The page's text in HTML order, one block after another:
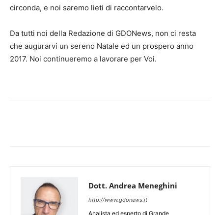
circonda, e noi saremo lieti di raccontarvelo.
Da tutti noi della Redazione di GDONews, non ci resta
che augurarvi un sereno Natale ed un prospero anno
2017. Noi continueremo a lavorare per Voi.
Dott. Andrea Meneghini
http://www.gdonews.it
Analista ed esperto di Grande